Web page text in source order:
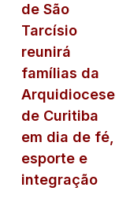
de São
Tarcísio
reunirá
famílias da
Arquidiocese
de Curitiba
em dia de fé,
esporte e
integração